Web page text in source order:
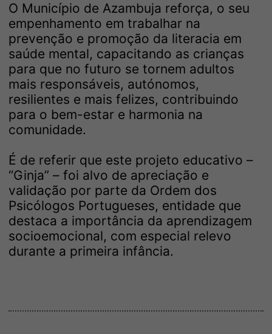
O Município de Azambuja reforça, o seu
empenhamento em trabalhar na
prevenção e promoção da literacia em
saúde mental, capacitando as crianças
para que no futuro se tornem adultos
mais responsáveis, autónomos,
resilientes e mais felizes, contribuindo
para o bem-estar e harmonia na
comunidade.
É de referir que este projeto educativo –
“Ginja” – foi alvo de apreciação e
validação por parte da Ordem dos
Psicólogos Portugueses, entidade que
destaca a importância da aprendizagem
socioemocional, com especial relevo
durante a primeira infância.